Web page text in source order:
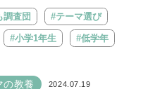
調査団 #テーマ選び
#小学1年生 #低学年
の教養 2024.07.19